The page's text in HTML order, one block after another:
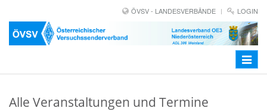
ÖVSV - LANDESVERBÄNDE LOGIN
Toggle
Alle Veranstaltungen und Termine